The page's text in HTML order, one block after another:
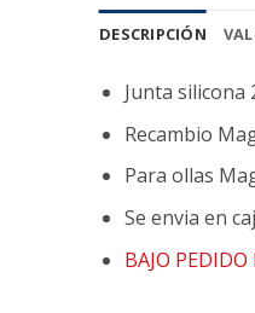
DESCRIPCIÓN
Junta silicona
Recambio
Para ollas
Se envia en
BAJO